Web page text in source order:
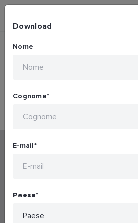
Downloading...
Prodotti e sistemi Connected
Download
Download
Nome
Cognome*
E-mail*
Paese*